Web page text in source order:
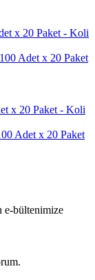
Adet x 20 Paket
Adet x 20 Paket
e-bültenimize